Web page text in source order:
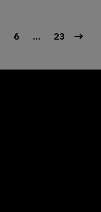
6 … 23